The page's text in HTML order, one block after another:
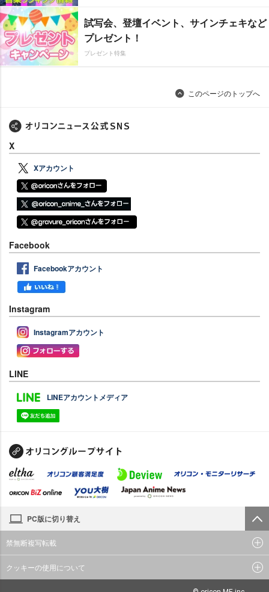
試写会、登壇イベント、サインチェキなど
プレゼント！
プレゼント特集
このページのトップへ
X
Xアカウント
Facebook
Facebookアカウント
Instagram
Instagramアカウント
LINE
LINEアカウントメディア
PC版に切り替え
禁無断複写転載
クッキーの使用について